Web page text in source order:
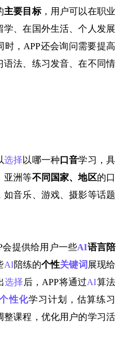
主要目标，用户可以在职业
、在国外生活、个人发展
时，APP还会询问需要提高
语法、练习发音、在不同情
选择以哪一种 口音学习，具
亚洲等不同国家、地区的口
音乐、游戏、摄影等话题
会提供给用户一些AI语言陪
AI陪练的个性关键词 展现给
选择 后，APP将通过AI算法
性化学习计划，估算练习
课程，优化用户的学习活